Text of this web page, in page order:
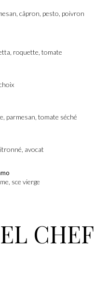
roquette, tomate
parmesan, tomate séché
avocat
sce vierge
CHEF